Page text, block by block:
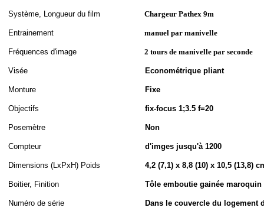
Système, Longueur du film Chargeur Pathex 9m
Entrainement manuel par manivelle
Fréquences d'image 2 tours de manivelle par seconde
Visée Econométrique pliant
Monture Fixe
Objectifs fix-focus 1;3.5 f=20
Posemètre Non
Compteur d'imges jusqu'à 1200
Dimensions (LxPxH) Poids 4,2 (7,1) x 8,8 (10) x 10,5 (13,8)
Boitier, Finition Tôle emboutie gainée
Numéro de série Dans le couvercle du logement